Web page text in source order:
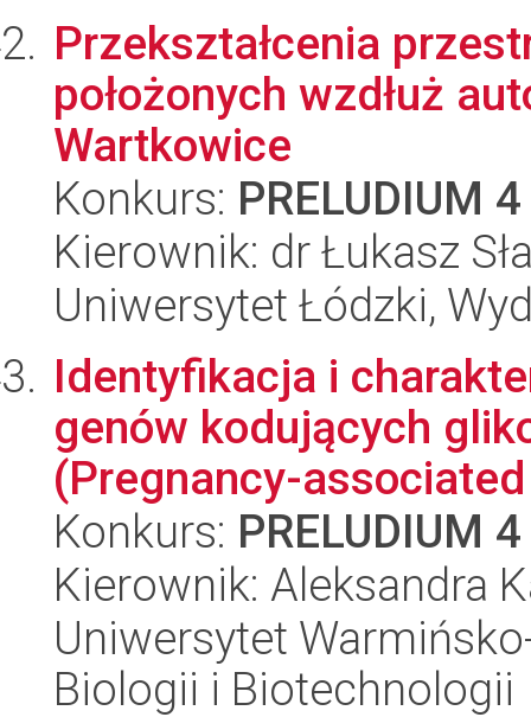
Przekształcenia
położonych wzdłuż
Wartkowice
Konkurs: PRELUDIUM 4
Kierownik: dr Łukasz
Uniwersytet Łódzki,
Identyfikacja i
genów kodujących
(Pregnancy-
Konkurs: PRELUDIUM 4
Kierownik: Aleksandra
Uniwersytet
Biologii i Biotechnologii